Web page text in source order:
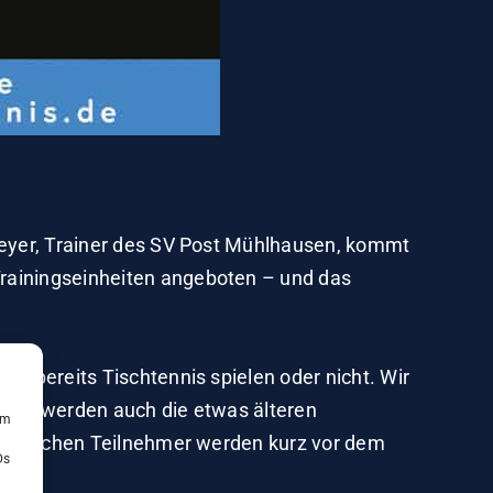
Trainer des SV Post Mühlhausen, kommt
angeboten – und das
bereits Tischtennis spielen oder nicht. Wir
werden auch die etwas älteren
Teilnehmer werden kurz vor dem